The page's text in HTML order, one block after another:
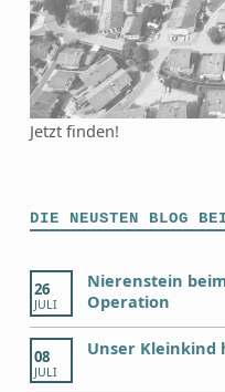
Jetzt finden!
DIE NEUSTEN BLOG
26
JULI
Nierenstein
Operation
08
JULI
Unser Kleinkind